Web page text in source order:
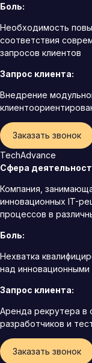
Боль:
Необходимость
соответствия
запросов клиентов
Запрос клиента:
Внедрение
Заказать звонок
TechAdvance
Сфера
Компания,
инновационных IT-
процессов в
Боль:
Нехватка
над инновационными
Запрос клиента:
Аренда рекрутера в
разработчиков и
Заказать звонок